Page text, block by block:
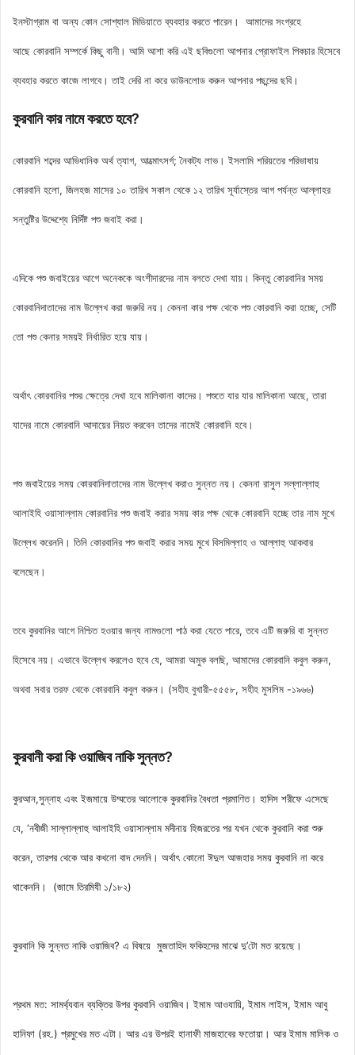
ইনস্টাগ্রাম বা অন্য কোন সোশ্যাল মিডিয়াতে ব্যবহার করতে পারেন। আমাদের সংগ্রহে
আছে কোরবানি সম্পর্কে কিছু বানী। আমি আশা করি এই ছবিগুলো আপনার প্রোফাইল পিকচার হিসেবে
ব্যবহার করতে কাজে লাগবে। তাই দেরি না করে ডাউনলোড করুন আপনার পছন্দের ছবি।
কুরবানি কার নামে করতে হবে?
কোরবানি শব্দের আভিধানিক অর্থ ত্যাগ, আত্মোৎসর্গ; নৈকট্য লাভ। ইসলামি শরিয়তের পরিভাষায়
কোরবানি হলো, জিলহজ মাসের ১০ তারিখ সকাল থেকে ১২ তারিখ সূর্যাস্তের আগ পর্যন্ত আল্লাহর
সন্তুষ্টির উদ্দেশ্যে নির্দিষ্ট পশু জবাই করা।
এদিকে পশু জবাইয়ের আগে অনেককে অংশীদারদের নাম বলতে দেখা যায়। কিন্তু কোরবানির সময়
কোরবানিদাতাদের নাম উল্লেখ করা জরুরি নয়। কেননা কার পক্ষ থেকে পশু কোরবানি করা হচ্ছে, সেটি
তো পশু কেনার সময়ই নির্ধারিত হয়ে যায়।
অর্থাৎ কোরবানির পশুর ক্ষেত্রে দেখা হবে মালিকানা কাদের। পশুতে যার যার মালিকানা আছে, তারা
যাদের নামে কোরবানি আদায়ের নিয়ত করবেন তাদের নামেই কোরবানি হবে।
পশু জবাইয়ের সময় কোরবানিদাতাদের নাম উল্লেখ করাও সুন্নত নয়। কেননা রাসুল সল্লাল্লাহু
আলাইহি ওয়াসাল্লাম কোরবানির পশু জবাই করার সময় কার পক্ষ থেকে কোরবানি হচ্ছে তার নাম মুখে
উল্লেখ করেননি। তিনি কোরবানির পশু জবাই করার সময় মুখে বিসমিল্লাহ ও আল্লাহু আকবার
বলেছেন।
তবে কুরবানির আগে নিশ্চিত হওয়ার জন্য নামগুলো পাঠ করা যেতে পারে, তবে এটি জরুরি বা সুন্নত
হিসেবে নয়। এভাবে উল্লেখ করলেও হবে যে, আমরা অমুক বলছি, আমাদের কোরবানি কবুল করুন,
অথবা সবার তরফ থেকে কোরবানি কবুল করুন। (সহীহ বুখারী-৫৫৫৮, সহীহ মুসলিম -১৯৬৬)
কুরবানী করা কি ওয়াজিব নাকি সুন্নত?
কুরআন,সুন্নাহ এবং ইজমায়ে উম্মতের আলোকে কুরবানির বৈধতা প্রমাণিত। হাদিস শরীফে এসেছে
যে, ‘নবীজী সাল্লাল্লাহু আলাইহি ওয়াসাল্লাম মদীনায় হিজরতের পর যখন থেকে কুরবানি করা শুরু
করেন, তারপর থেকে আর কখনো বাদ দেননি। অর্থাৎ কোনো ঈদুল আজহার সময় কুরবানি না করে
থাকেননি। (জামে তিরমিযী ১/১৮২)
কুরবানি কি সুন্নত নাকি ওয়াজিব? এ বিষয়ে মুজতাহিদ ফকিহদের মাঝে দু’টো মত রয়েছে।
প্রথম মত: সামর্থ্যবান ব্যক্তির উপর কুরবানি ওয়াজিব। ইমাম আওযায়ি, ইমাম লাইস, ইমাম আবু
হানিফা (রহ.) প্রমুখের মত এটা। আর এর উপরই হানাফী মাজহাবের ফতোয়া। আর ইমাম মালিক ও